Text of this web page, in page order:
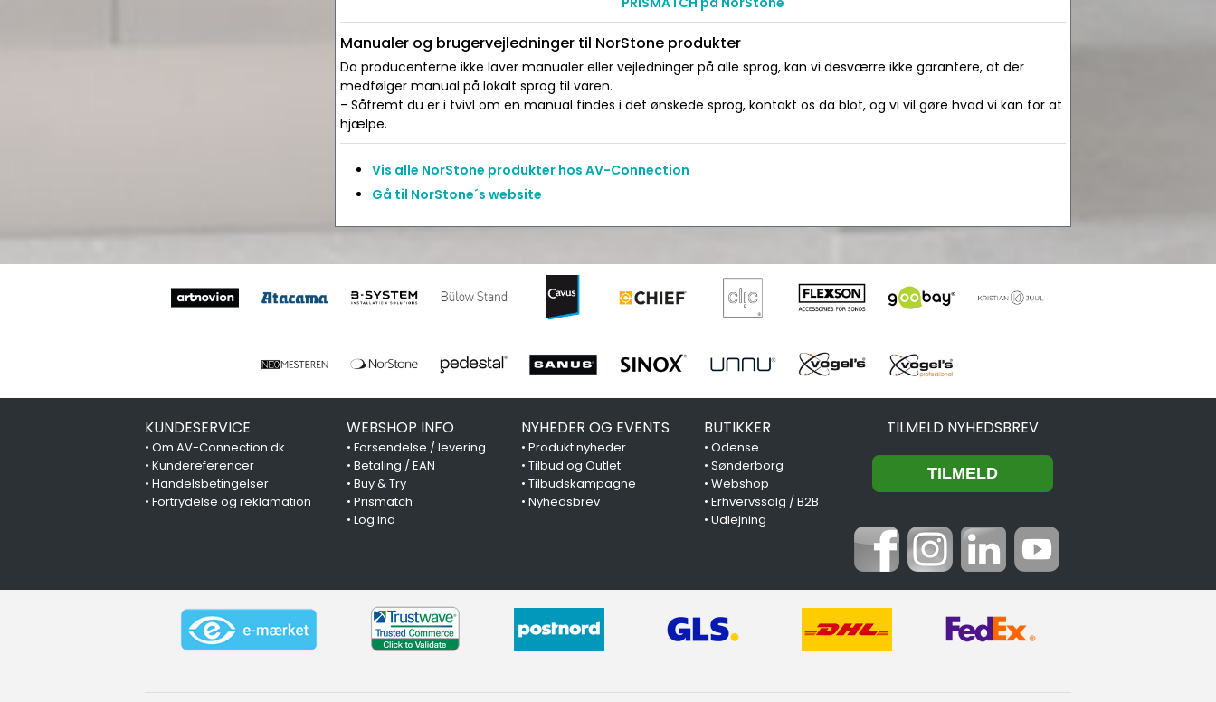
Manualer og brugervejledninger til NorStone produkter
Da producenterne ikke laver manualer eller vejledninger på alle sprog, kan vi desværre ikke garantere, at der
medfølger manual på lokalt sprog til varen.
- Såfremt du er i tvivl om en manual findes i det ønskede sprog, kontakt os da blot, og vi vil gøre hvad vi kan for at
hjælpe.
Vis alle NorStone produkter hos AV-Connection
Gå til NorStone´s website
KUNDESERVICE
• Om AV-Connection.dk
• Kundereferencer
• Handelsbetingelser
• Fortrydelse og reklamation
WEBSHOP INFO
• Forsendelse / levering
• Betaling / EAN
• Buy & Try
• Prismatch
• Log ind
NYHEDER OG EVENTS
• Produkt nyheder
• Tilbud og Outlet
• Tilbudskampagne
• Nyhedsbrev
BUTIKKER
•Odense
•Sønderborg
•Webshop
•Erhvervssalg / B2B
•Udlejning
TILMELD NYHEDSBREV